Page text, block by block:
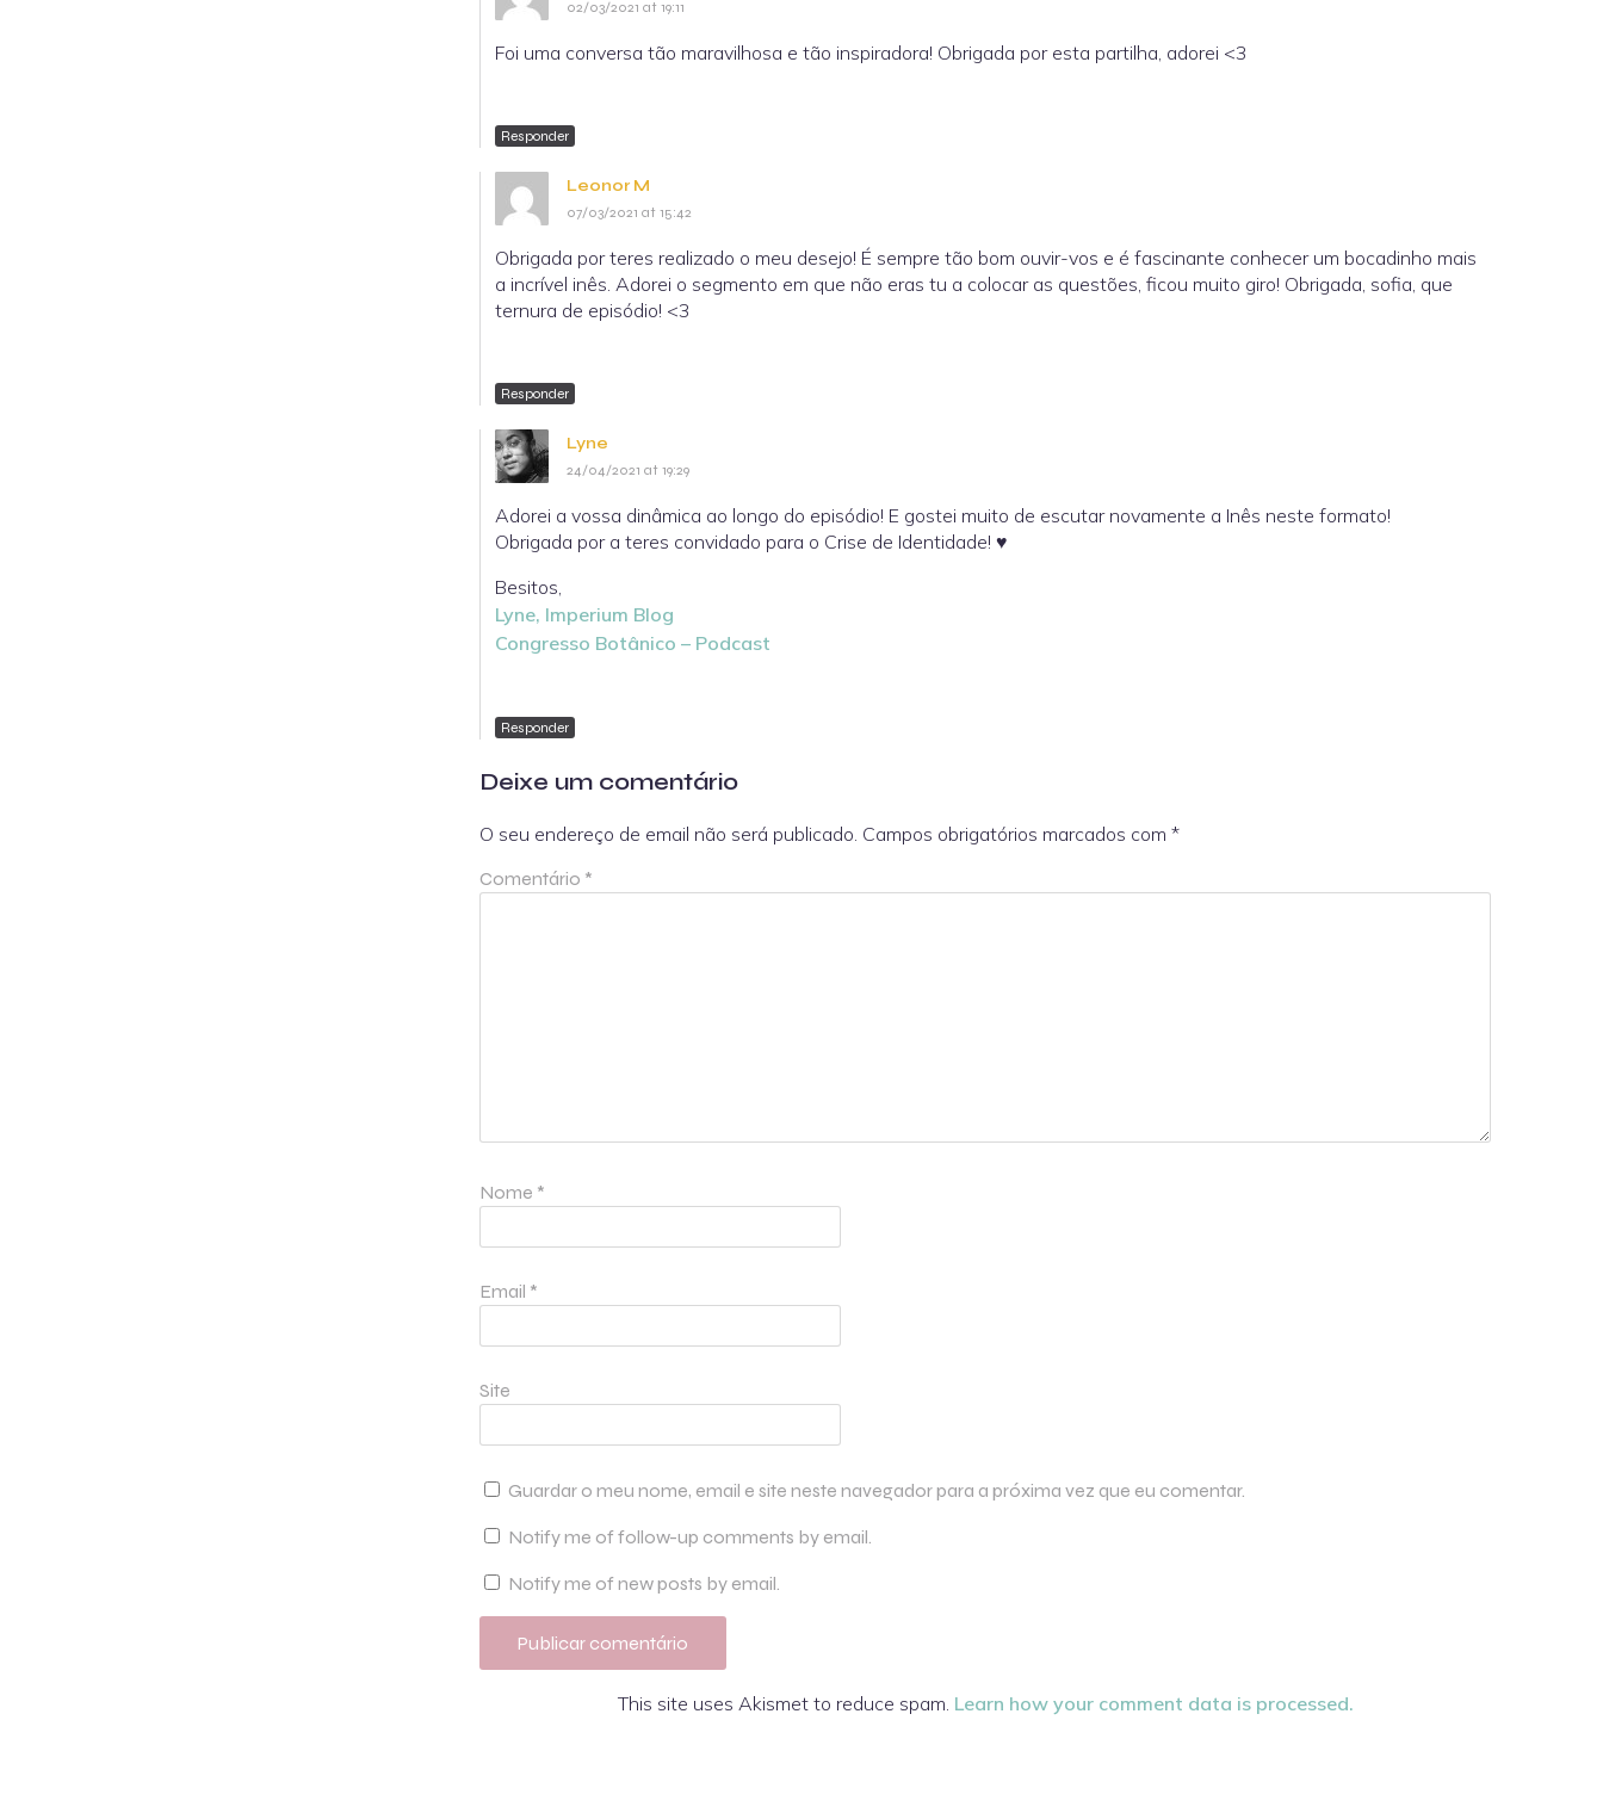
02/03/2021 at 19:11
Foi uma conversa tão maravilhosa e tão inspiradora! Obrigada por esta partilha, adorei <3
Responder
Leonor M
07/03/2021 at 15:42
Obrigada por teres realizado o meu desejo! É sempre tão bom ouvir-vos e é fascinante conhecer um bocadinho mais
a incrível inês. Adorei o segmento em que não eras tu a colocar as questões, ficou muito giro! Obrigada, sofia, que
ternura de episódio! <3
Responder
Lyne
24/04/2021 at 19:29
Adorei a vossa dinâmica ao longo do episódio! E gostei muito de escutar novamente a Inês neste formato!
Obrigada por a teres convidado para o Crise de Identidade! ♥
Besitos,
Lyne, Imperium Blog
Congresso Botânico – Podcast
Responder
Deixe um comentário
O seu endereço de email não será publicado. Campos obrigatórios marcados com *
Comentário *
Nome *
Email *
Site
Guardar o meu nome, email e site neste navegador para a próxima vez que eu comentar.
Notify me of follow-up comments by email.
Notify me of new posts by email.
This site uses Akismet to reduce spam. Learn how your comment data is processed.